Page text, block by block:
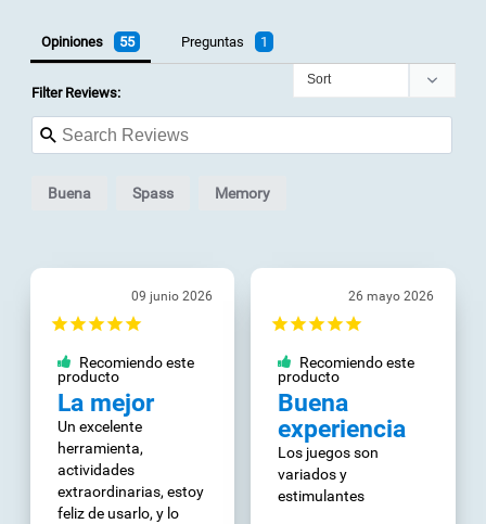
Opiniones Preguntas
Filter Reviews:
Buena Spass Memory
09 junio 2026
Recomiendo este
producto
La mejor
Un excelente
herramienta,
actividades
extraordinarias, estoy
feliz de usarlo, y lo
26 mayo 2026
Recomiendo este
producto
Buena
experiencia
Los juegos son
variados y
estimulantes